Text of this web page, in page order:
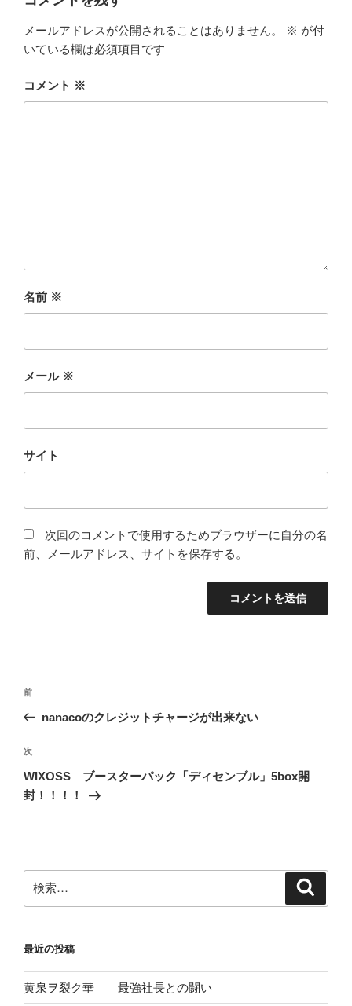
メールアドレスが公開されることはありません。 ※ が付
いている欄は必須項目です
コメント ※
名前 ※
メール ※
サイト
次回のコメントで使用するためブラウザーに自分の名
前、メールアドレス、サイトを保存する。
投
ナ
ビ
ゲ
ー
前
の
稿
前
nanacoのクレジットチャージが出来ない
次
の
投
次
WIXOSS ブースターパック「ディセンブル」5box開
封！！！！
索:
最近の投稿
黄泉ヲ裂ク華 最強社長との闘い